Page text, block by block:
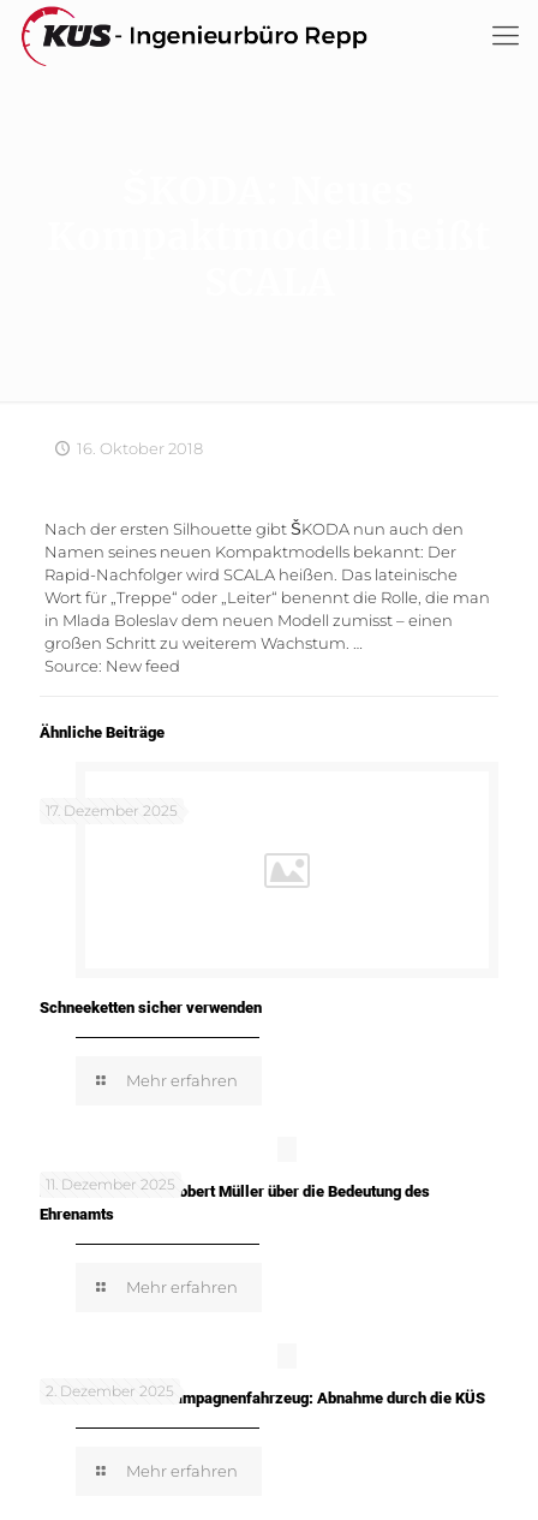
16. Oktober 2018
Nach der ersten Silhouette gibt ŠKODA nun auch den
Namen seines neuen Kompaktmodells bekannt: Der
Rapid-Nachfolger wird SCALA heißen. Das lateinische
Wort für „Treppe“ oder „Leiter“ benennt die Rolle, die man
in Mlada Boleslav dem neuen Modell zumisst – einen
großen Schritt zu weiterem Wachstum. …
Source: New feed
Ähnliche Beiträge
17. Dezember 2025
Schneeketten sicher verwenden
Mehr erfahren
11. Dezember 2025
In meinen Worten: Robert Müller über die Bedeutung des
Ehrenamts
Mehr erfahren
2. Dezember 2025
TUNE IT! SAFE! – Kampagnenfahrzeug: Abnahme durch die KÜS
Mehr erfahren